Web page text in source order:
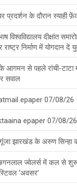
प्रदर्शन के दौरान स्याही
विश्वविद्यालय दीक्षांत
निर्माण में योगदान दें
आगमन से पहले रांची-टाटा
सवाल
epaper 07/08/26
epaper 07/08/26
झारखंड के अरुण सिन्हा
ज्वेलर्स में कल से शुरू
‘अवसर’